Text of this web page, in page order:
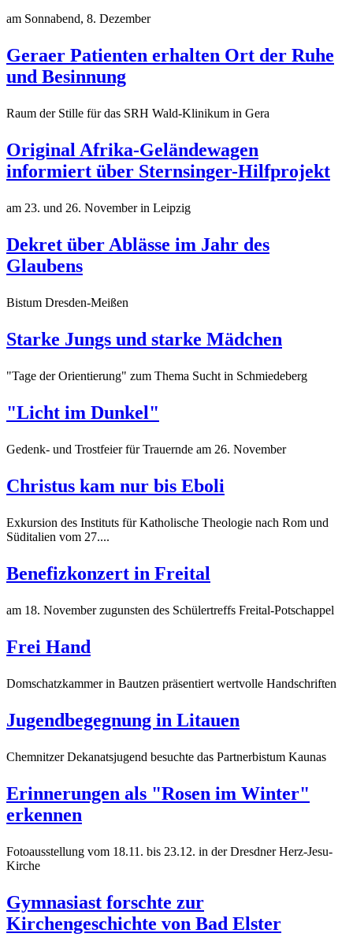
am Sonnabend, 8. Dezember
Geraer Patienten erhalten Ort der Ruhe
und Besinnung
Raum der Stille für das SRH Wald-Klinikum in Gera
Original Afrika-Geländewagen
informiert über Sternsinger-Hilfprojekt
am 23. und 26. November in Leipzig
Dekret über Ablässe im Jahr des
Glaubens
Bistum Dresden-Meißen
Starke Jungs und starke Mädchen
"Tage der Orientierung" zum Thema Sucht in Schmiedeberg
"Licht im Dunkel"
Gedenk- und Trostfeier für Trauernde am 26. November
Christus kam nur bis Eboli
Exkursion des Instituts für Katholische Theologie nach Rom und
Süditalien vom 27....
Benefizkonzert in Freital
am 18. November zugunsten des Schülertreffs Freital-Potschappel
Frei Hand
Domschatzkammer in Bautzen präsentiert wertvolle Handschriften
Jugendbegegnung in Litauen
Chemnitzer Dekanatsjugend besuchte das Partnerbistum Kaunas
Erinnerungen als "Rosen im Winter"
erkennen
Fotoausstellung vom 18.11. bis 23.12. in der Dresdner Herz-Jesu-
Kirche
Gymnasiast forschte zur
Kirchengeschichte von Bad Elster